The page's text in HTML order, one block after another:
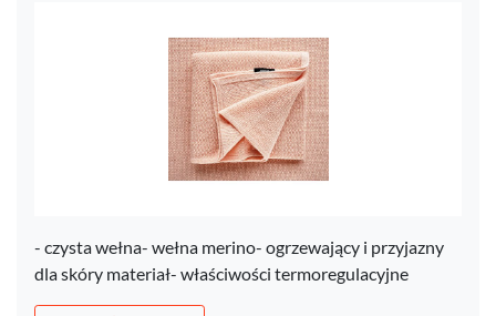
- czysta wełna- wełna merino- ogrzewający i przyjazny
dla skóry materiał- właściwości termoregulacyjne